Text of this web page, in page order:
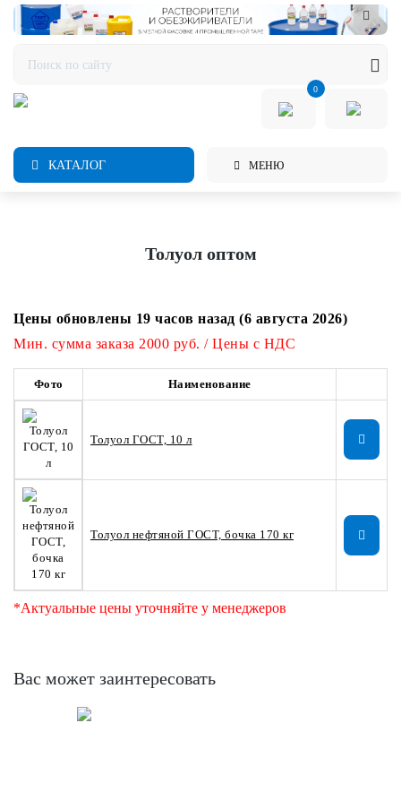
0
КАТАЛОГ МЕНЮ
Толуол оптом
Цены обновлены 19 часов назад (6 августа 2026)
Мин. сумма заказа 2000 руб. / Цены с НДС
Фото Наименование
Толуол ГОСТ, 10 л
Толуол нефтяной ГОСТ, бочка 170 кг
*Актуальные цены уточняйте у менеджеров
Вас может заинтересовать